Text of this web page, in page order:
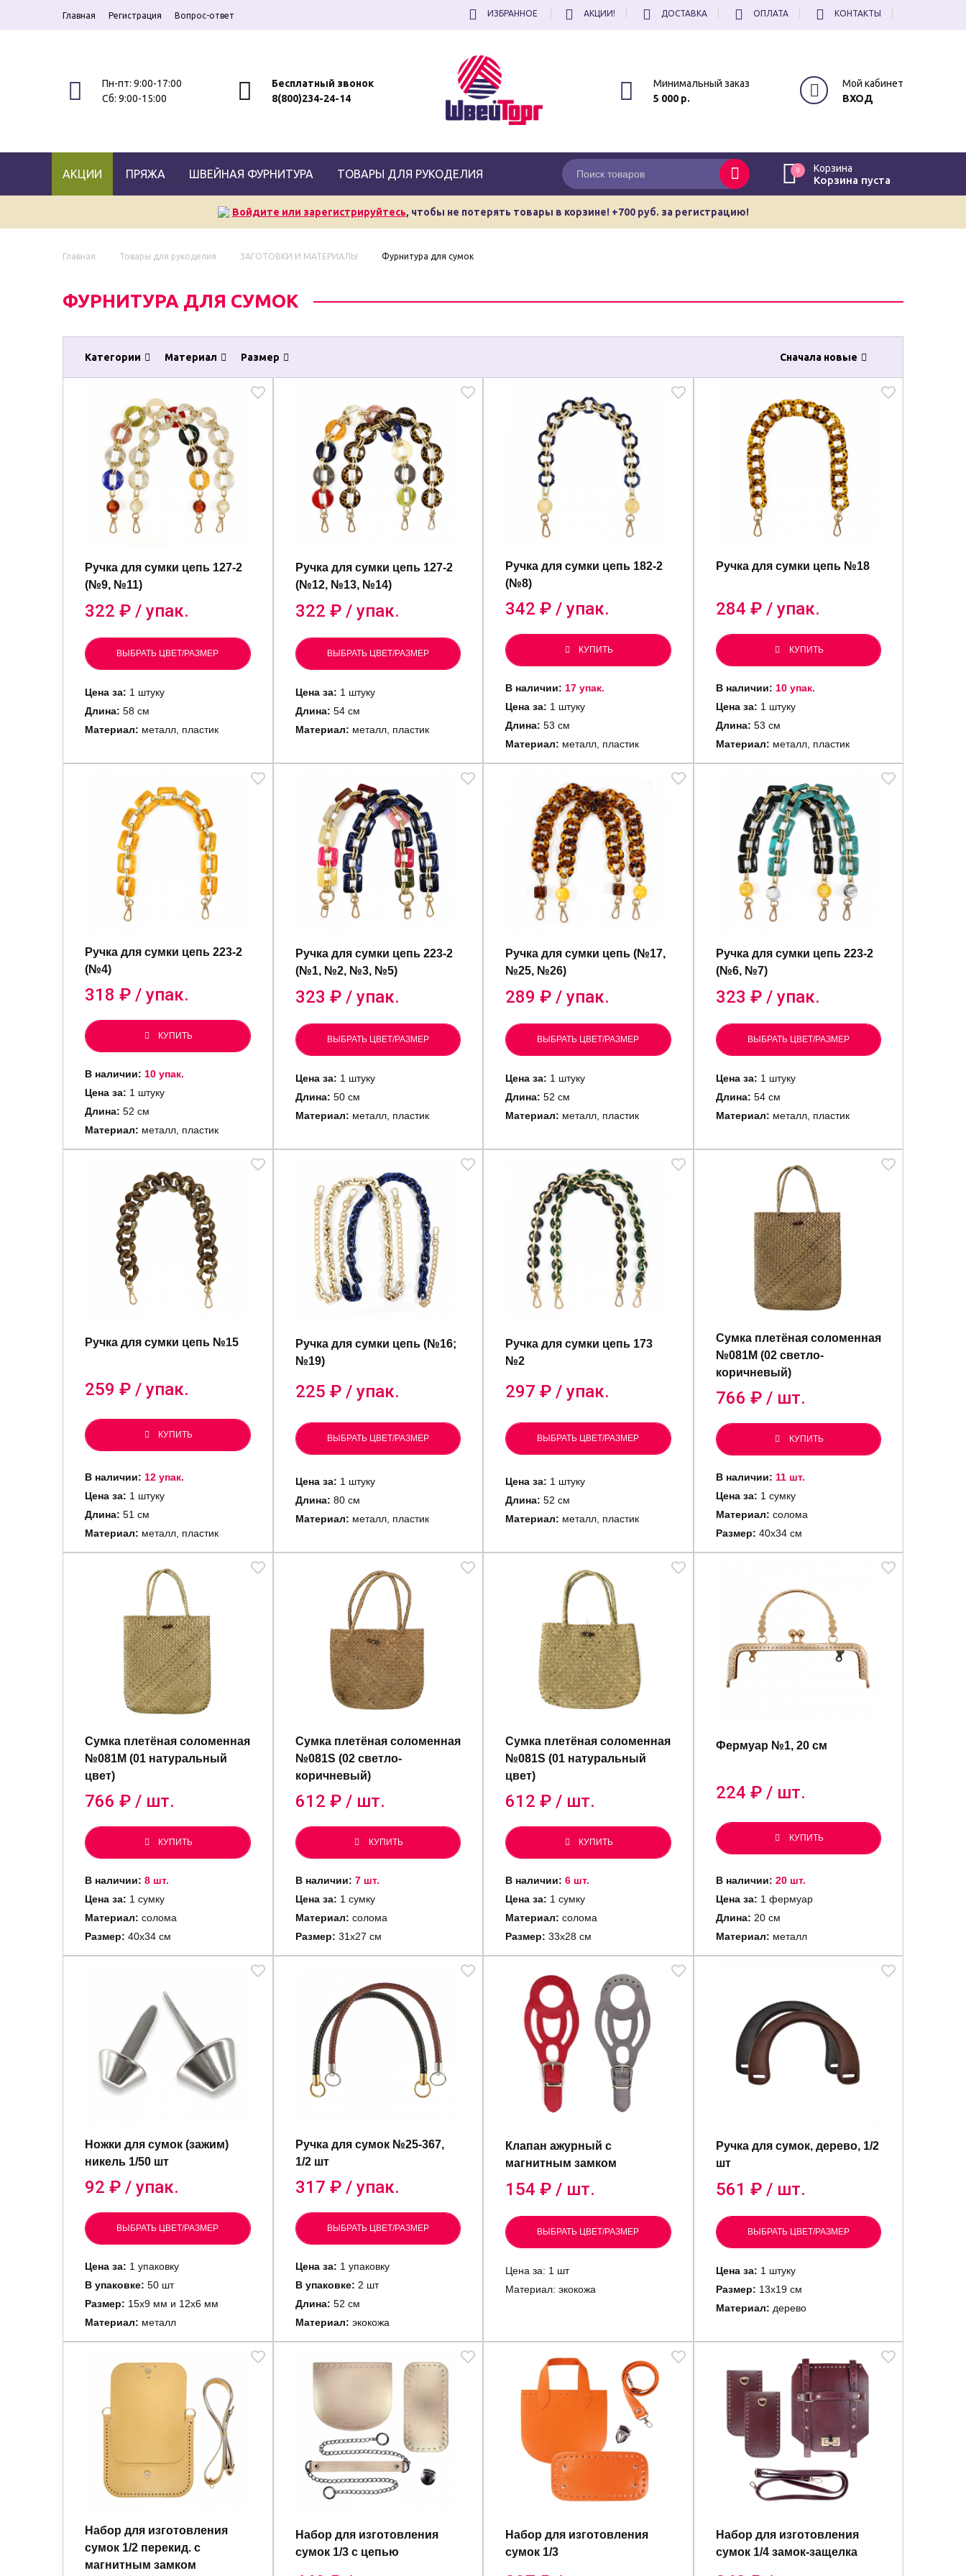
Главная Регистрация Вопрос-ответ ИЗБРАННОЕ АКЦИИ! ДОСТАВКА ОПЛАТА КОНТАКТЫ
Пн-пт: 9:00-17:00
Сб: 9:00-15:00
Бесплатный звонок
8(800)234-24-14
Минимальный заказ
5 000 р.
Мой кабинет
ВХОД
АКЦИИ ПРЯЖА ШВЕЙНАЯ ФУРНИТУРА ТОВАРЫ ДЛЯ РУКОДЕЛИЯ 0 Корзина
Корзина пуста
Войдите или зарегистрируйтесь, чтобы не потерять товары в корзине! +700 руб. за регистрацию!
Главная Товары для рукоделия ЗАГОТОВКИ И МАТЕРИАЛЫ Фурнитура для сумок
ФУРНИТУРА ДЛЯ СУМОК
Категории Материал Размер Сначала новые
Ручка для сумки цепь 127-2
(№9, №11)
322 ₽ / упак.
ВЫБРАТЬ ЦВЕТ/РАЗМЕР
Цена за: 1 штуку
Длина: 58 см
Материал: металл, пластик
Ручка для сумки цепь 127-2
(№12, №13, №14)
322 ₽ / упак.
ВЫБРАТЬ ЦВЕТ/РАЗМЕР
Цена за: 1 штуку
Длина: 54 см
Материал: металл, пластик
Ручка для сумки цепь 182-2
(№8)
342 ₽ / упак.
КУПИТЬ
В наличии: 17 упак.
Цена за: 1 штуку
Длина: 53 см
Материал: металл, пластик
Ручка для сумки цепь №18
284 ₽ / упак.
КУПИТЬ
В наличии: 10 упак.
Цена за: 1 штуку
Длина: 53 см
Материал: металл, пластик
Ручка для сумки цепь 223-2
(№4)
318 ₽ / упак.
КУПИТЬ
В наличии: 10 упак.
Цена за: 1 штуку
Длина: 52 см
Материал: металл, пластик
Ручка для сумки цепь 223-2
(№1, №2, №3, №5)
323 ₽ / упак.
ВЫБРАТЬ ЦВЕТ/РАЗМЕР
Цена за: 1 штуку
Длина: 50 см
Материал: металл, пластик
Ручка для сумки цепь (№17,
№25, №26)
289 ₽ / упак.
ВЫБРАТЬ ЦВЕТ/РАЗМЕР
Цена за: 1 штуку
Длина: 52 см
Материал: металл, пластик
Ручка для сумки цепь 223-2
(№6, №7)
323 ₽ / упак.
ВЫБРАТЬ ЦВЕТ/РАЗМЕР
Цена за: 1 штуку
Длина: 54 см
Материал: металл, пластик
Ручка для сумки цепь №15
259 ₽ / упак.
КУПИТЬ
В наличии: 12 упак.
Цена за: 1 штуку
Длина: 51 см
Материал: металл, пластик
Ручка для сумки цепь (№16;
№19)
225 ₽ / упак.
ВЫБРАТЬ ЦВЕТ/РАЗМЕР
Цена за: 1 штуку
Длина: 80 см
Материал: металл, пластик
Ручка для сумки цепь 173
№2
297 ₽ / упак.
ВЫБРАТЬ ЦВЕТ/РАЗМЕР
Цена за: 1 штуку
Длина: 52 см
Материал: металл, пластик
Сумка плетёная соломенная
№081M (02 светло-
коричневый)
766 ₽ / шт.
КУПИТЬ
В наличии: 11 шт.
Цена за: 1 сумку
Материал: солома
Размер: 40х34 см
Сумка плетёная соломенная
№081M (01 натуральный
цвет)
766 ₽ / шт.
КУПИТЬ
В наличии: 8 шт.
Цена за: 1 сумку
Материал: солома
Размер: 40х34 см
Сумка плетёная соломенная
№081S (02 светло-
коричневый)
612 ₽ / шт.
КУПИТЬ
В наличии: 7 шт.
Цена за: 1 сумку
Материал: солома
Размер: 31х27 см
Сумка плетёная соломенная
№081S (01 натуральный
цвет)
612 ₽ / шт.
КУПИТЬ
В наличии: 6 шт.
Цена за: 1 сумку
Материал: солома
Размер: 33х28 см
Фермуар №1, 20 см
224 ₽ / шт.
КУПИТЬ
В наличии: 20 шт.
Цена за: 1 фермуар
Длина: 20 см
Материал: металл
Ножки для сумок (зажим)
никель 1/50 шт
92 ₽ / упак.
ВЫБРАТЬ ЦВЕТ/РАЗМЕР
Цена за: 1 упаковку
В упаковке: 50 шт
Размер: 15х9 мм и 12х6 мм
Материал: металл
Ручка для сумок №25-367,
1/2 шт
317 ₽ / упак.
ВЫБРАТЬ ЦВЕТ/РАЗМЕР
Цена за: 1 упаковку
В упаковке: 2 шт
Длина: 52 см
Материал: экокожа
Клапан ажурный c
магнитным замком
154 ₽ / шт.
ВЫБРАТЬ ЦВЕТ/РАЗМЕР
Цена за: 1 шт
Материал: экокожа
Ручка для сумок, дерево, 1/2
шт
561 ₽ / шт.
ВЫБРАТЬ ЦВЕТ/РАЗМЕР
Цена за: 1 штуку
Размер: 13х19 см
Материал: дерево
Набор для изготовления
сумок 1/2 перекид. c
магнитным замком
Набор для изготовления
сумок 1/3 c цепью
Набор для изготовления
сумок 1/3
Набор для изготовления
сумок 1/4 замок-защелка